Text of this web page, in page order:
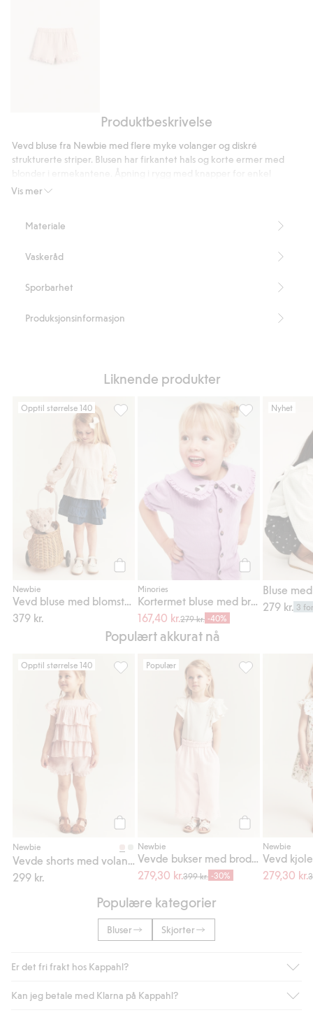
med
Produktbeskrivelse
Vis mer
Vevd bluse fra Newbie med flere myke volanger og diskré
strukturerte striper. Blusen har firkantet hals og korte ermer med
blonder i ermekantene. Åpning i rygg med knapper for enkel
påkledning. En pen bluse med volanger for barn, med en luftig og
Knapper bak.
Artikkelnummer
Materiale
Vaskeråd
Sporbarhet
Produksjonsinformasjon
Liknende produkter
Opptil størrelse 140
Newbie
379 kr.
Vevd bluse med blomsterbroderi, Legg
Legg til
Minories
167,40 kr.279 kr. -40%
Kortermet
Nyhet
279 kr. 3
Populært akkurat nå
Opptil størrelse 140
Newbie
299 kr.
Vevde shorts med volanger, Legg til i
Populær
Newbie
279,30 kr.399 kr. -30%
Vevde bukser
Newbie
279,30 kr.
Populære kategorier
Bluser Skjorter
Er det fri frakt hos Kappahl?
Som medlem i Kappahl Club har du alltid gratis frakt til butikk,
Kan jeg betale med Klarna på Kappahl?